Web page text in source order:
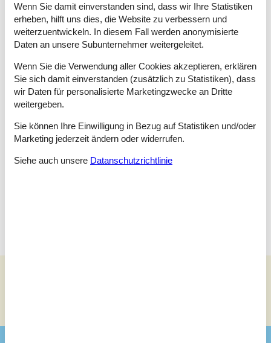
Raumaufteilung
Schlafzimmer
Einzelbett - 80*200
Schlafzimmer
Doppelbett - 160*200
Doppelbett
Doppelbett
Schlafzimmer
Einzelbett - 80*200
Einzelbett
Einzelbett
Wenn Sie damit einverstanden sind, dass wir Ihre Statistiken
erheben, hilft uns dies, die Website zu verbessern und
weiterzuentwickeln. In diesem Fall werden anonymisierte
Daten an unsere Subunternehmer weitergeleitet.
Wenn Sie die Verwendung aller Cookies akzeptieren, erklären
Sie sich damit einverstanden (zusätzlich zu Statistiken), dass
wir Daten für personalisierte Marketingzwecke an Dritte
weitergeben.
Sie können Ihre Einwilligung in Bezug auf Statistiken und/oder
Marketing jederzeit ändern oder widerrufen.
Siehe auch unsere Datanschutzrichtlinie